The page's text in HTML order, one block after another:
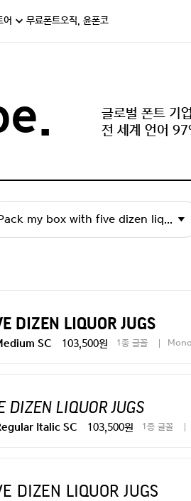
어 무료폰트오직, 윤폰코
글로벌 폰트 기
전 세계 언어
my box with five dizen liquor
dizen liquor jugs
SC 103,500원 1종 글꼴
dizen liquor jugs
Italic SC 103,500원 1종 글꼴
dizen liquor jugs